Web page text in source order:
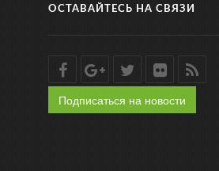
ОСТАВАЙТЕСЬ НА СВЯЗИ
Подписаться на новости